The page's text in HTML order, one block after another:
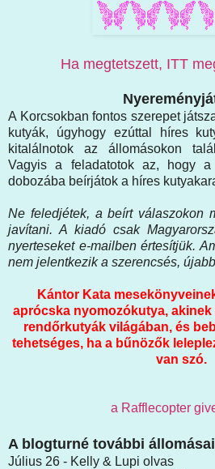
Ha megtetszett, ITT
A Korcsokban fontos szerepet
kutyák, úgyhogy ezúttal híres
kitalálnotok az állomásokon
Vagyis a feladatotok az, hogy a
dobozába beírjátok a híres
Ne feledjétek, a beírt válaszokon
javítani. A kiadó csak
nyerteseket e-mailben értesítjük.
nem jelentkezik a szerencsés,
Kántor Kata
aprócska nyomozókutya,
rendőrkutyák világában, és
tehetséges, ha a bűnözők
van szó.
a Rafflecopter
A blogturné további
Július 26 - Kelly & Lupi olvas